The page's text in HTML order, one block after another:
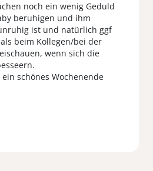
noch ein wenig Geduld
beruhigen und ihm
ist und natürlich ggf
beim Kollegen/bei der
wenn sich die
schönes Wochenende